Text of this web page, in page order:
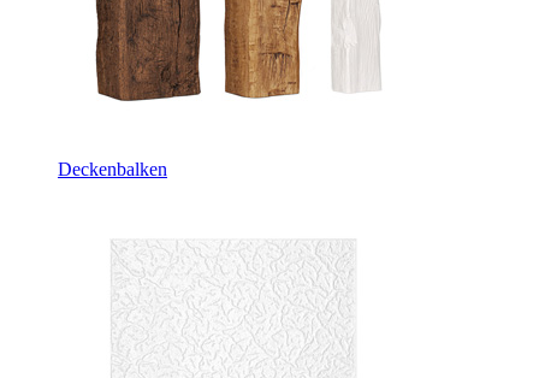
Deckenbalken